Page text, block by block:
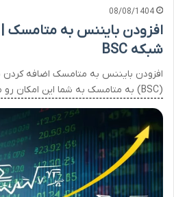
08/08/1404
افزودن بایننس به متامسک |
شبکه BSC
افزودن بایننس به متامسک اضافه
(BSC) به متامسک به شما این امکان رو می ده…